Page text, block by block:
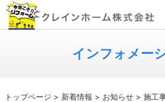
インフォメー
トップページ > 新着情報 > お知らせ > 施工